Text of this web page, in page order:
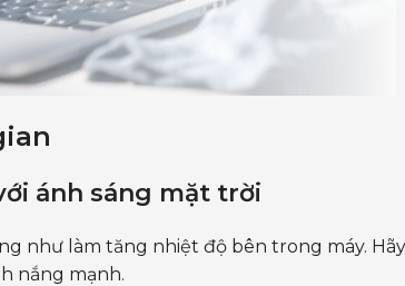
ánh sáng mặt trời
như làm tăng nhiệt độ bên trong máy. Hãy
nắng mạnh.